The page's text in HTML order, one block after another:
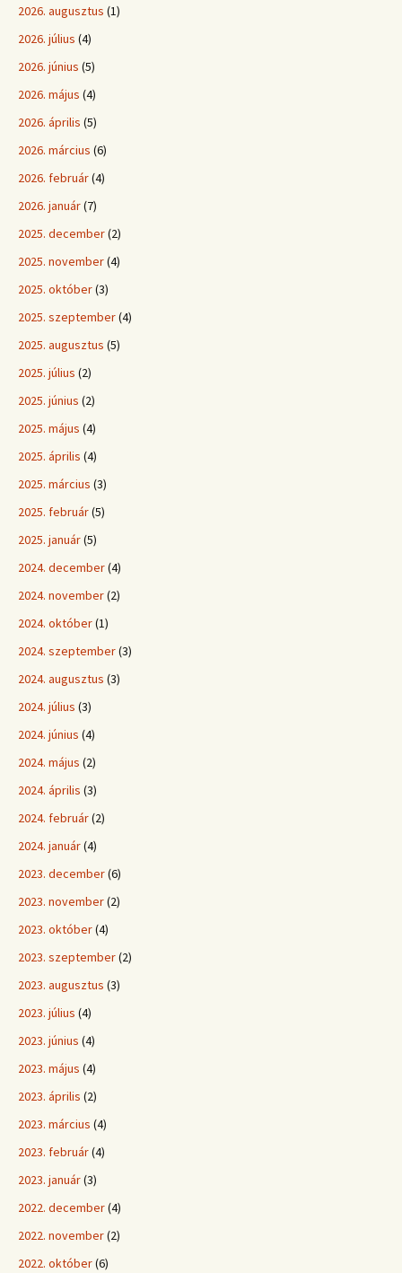
2026. augusztus (1)
2026. július (4)
2026. június (5)
2026. május (4)
2026. április (5)
2026. március (6)
2026. február(4)
2026. január(7)
2025. december(2)
2025. november(4)
2025. október(3)
2025. szeptember(4)
2025. augusztus (5)
2025. július (2)
2025. június (2)
2025. május (4)
2025. április (4)
2025. március (3)
2025. február(5)
2025. január(5)
2024. december(4)
2024. november(2)
2024. október(1)
2024. szeptember(3)
2024. augusztus (3)
2024. július (3)
2024. június (4)
2024. május (2)
2024. április (3)
2024. február(2)
2024. január(4)
2023. december(6)
2023. november(2)
2023. október(4)
2023. szeptember(2)
2023. augusztus (3)
2023. július (4)
2023. június (4)
2023. május (4)
2023. április (2)
2023. március (4)
2023. február(4)
2023. január(3)
2022. december(4)
2022. november(2)
2022. október(6)